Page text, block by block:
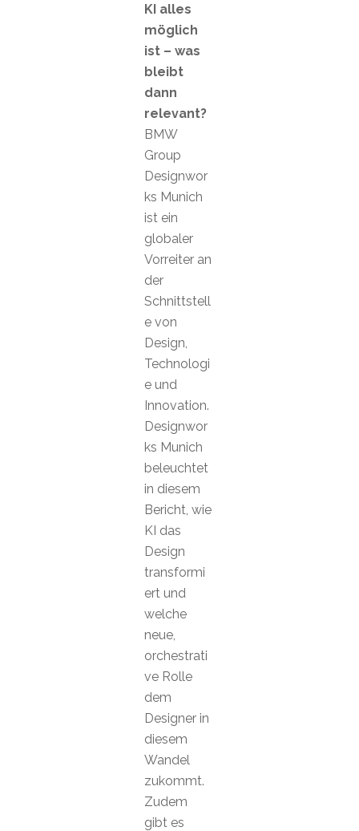
KI alles
möglich
ist – was
bleibt
dann
relevant?
BMW
Group
Designwor
ks Munich
ist ein
globaler
Vorreiter an
der
Schnittstell
e von
Design,
Technologi
e und
Innovation.
Designwor
ks Munich
beleuchtet
in diesem
Bericht, wie
KI das
Design
transformi
ert und
welche
neue,
orchestrati
ve Rolle
dem
Designer in
diesem
Wandel
zukommt.
Zudem
gibt es